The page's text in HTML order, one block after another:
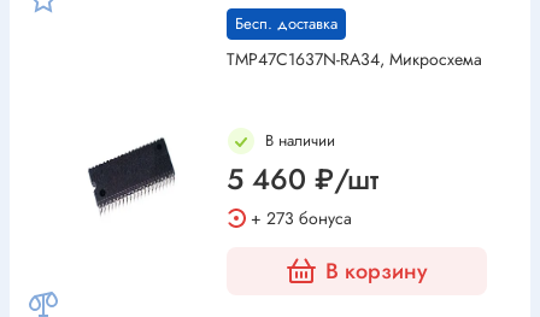
Бесп. доставка
TMP47C1637N-RA34, Микросхема
В наличии
5 460 ₽/шт
+ 273 бонуса
В корзину